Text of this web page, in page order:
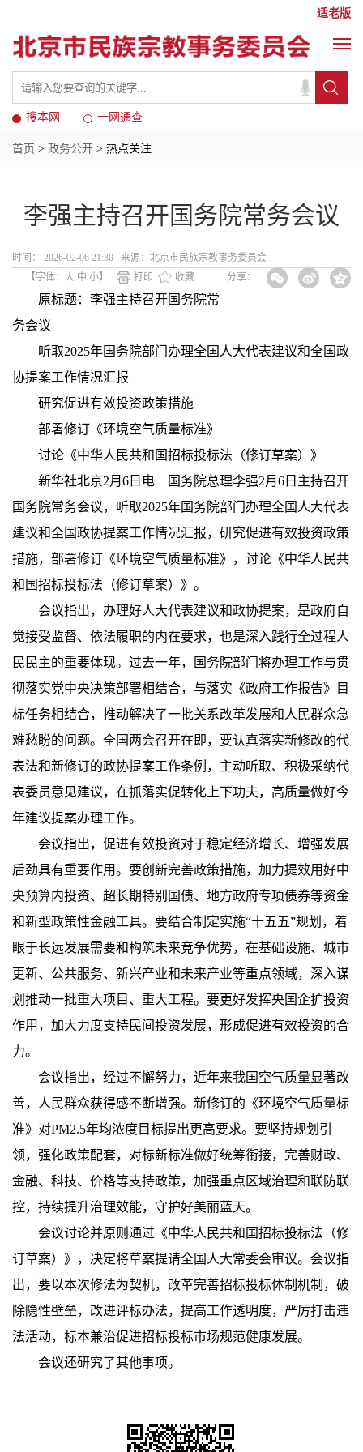
适老版
搜本网 一网通查
首页 > 政务公开 > 热点关注
李强主持召开国务院常务会议
时间： 2026-02-06 21:30 来源：​北京市民族宗教事务委员会
分享：
【字体： 大 中 小】 打印 收藏
原标题：李强主持召开国务院常
务会议
听取2025年国务院部门办理全国人大代表建议和全国政
协提案工作情况汇报
研究促进有效投资政策措施
部署修订《环境空气质量标准》
讨论《中华人民共和国招标投标法（修订草案）》
新华社北京2月6日电 国务院总理李强2月6日主持召开
国务院常务会议，听取2025年国务院部门办理全国人大代表
建议和全国政协提案工作情况汇报，研究促进有效投资政策
措施，部署修订《环境空气质量标准》，讨论《中华人民共
和国招标投标法（修订草案）》。
会议指出，办理好人大代表建议和政协提案，是政府自
觉接受监督、依法履职的内在要求，也是深入践行全过程人
民民主的重要体现。过去一年，国务院部门将办理工作与贯
彻落实党中央决策部署相结合，与落实《政府工作报告》目
标任务相结合，推动解决了一批关系改革发展和人民群众急
难愁盼的问题。全国两会召开在即，要认真落实新修改的代
表法和新修订的政协提案工作条例，主动听取、积极采纳代
表委员意见建议，在抓落实促转化上下功夫，高质量做好今
年建议提案办理工作。
会议指出，促进有效投资对于稳定经济增长、增强发展
后劲具有重要作用。要创新完善政策措施，加力提效用好中
央预算内投资、超长期特别国债、地方政府专项债券等资金
和新型政策性金融工具。要结合制定实施“十五五”规划，着
眼于长远发展需要和构筑未来竞争优势，在基础设施、城市
更新、公共服务、新兴产业和未来产业等重点领域，深入谋
划推动一批重大项目、重大工程。要更好发挥央国企扩投资
作用，加大力度支持民间投资发展，形成促进有效投资的合
力。
会议指出，经过不懈努力，近年来我国空气质量显著改
善，人民群众获得感不断增强。新修订的《环境空气质量标
准》对PM2.5年均浓度目标提出更高要求。要坚持规划引
领，强化政策配套，对标新标准做好统筹衔接，完善财政、
金融、科技、价格等支持政策，加强重点区域治理和联防联
控，持续提升治理效能，守护好美丽蓝天。
会议讨论并原则通过《中华人民共和国招标投标法（修
订草案）》，决定将草案提请全国人大常委会审议。会议指
出，要以本次修法为契机，改革完善招标投标体制机制，破
除隐性壁垒，改进评标办法，提高工作透明度，严厉打击违
法活动，标本兼治促进招标投标市场规范健康发展。
会议还研究了其他事项。